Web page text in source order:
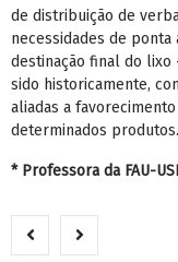
de distribuição de
necessidades de
destinação final do
sido historicamente,
aliadas a
determinados produtos.
* Professora da FAU-